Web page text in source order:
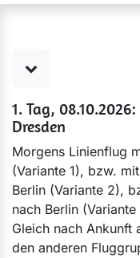
1. Tag,
Dresden
Morgens Linienflug
(Variante 1), bzw.
Berlin (Variante 2),
nach Berlin (Variante
Gleich nach Ankunft
den anderen